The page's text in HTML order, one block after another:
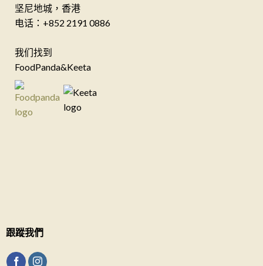
坚尼地城，香港
电话：+852 2191 0886
我们找到
FoodPanda&Keeta
跟蹤我們